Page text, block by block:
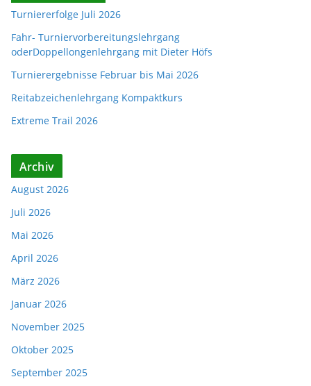
Turniererfolge Juli 2026
Fahr- Turniervorbereitungslehrgang
oderDoppellongenlehrgang mit Dieter Höfs
Turnierergebnisse Februar bis Mai 2026
Reitabzeichenlehrgang Kompaktkurs
Extreme Trail 2026
Archiv
August 2026
Juli 2026
Mai 2026
April 2026
März 2026
Januar 2026
November 2025
Oktober 2025
September 2025